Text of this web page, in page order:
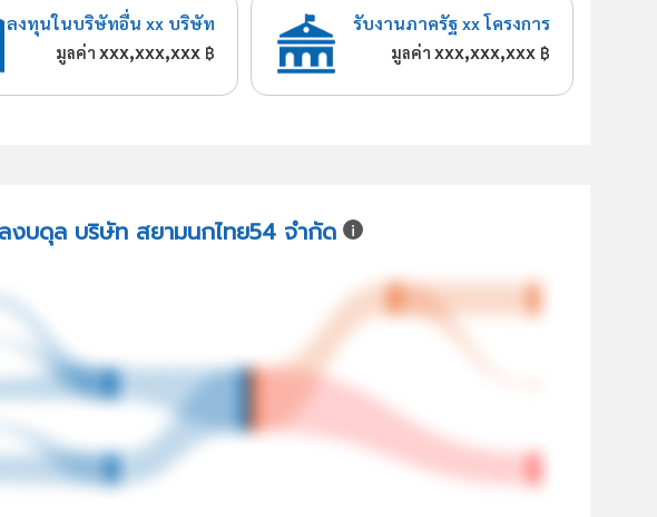
ลงทุนในบริษัทอื่น xx บริษัท
มูลค่าxxx,xxx,xxx ฿
รับงานภาครัฐ xx โครงการ
มูลค่าxxx,xxx,xxx ฿
งบดุล บริษัท สยามนกไทย54 จำกัด